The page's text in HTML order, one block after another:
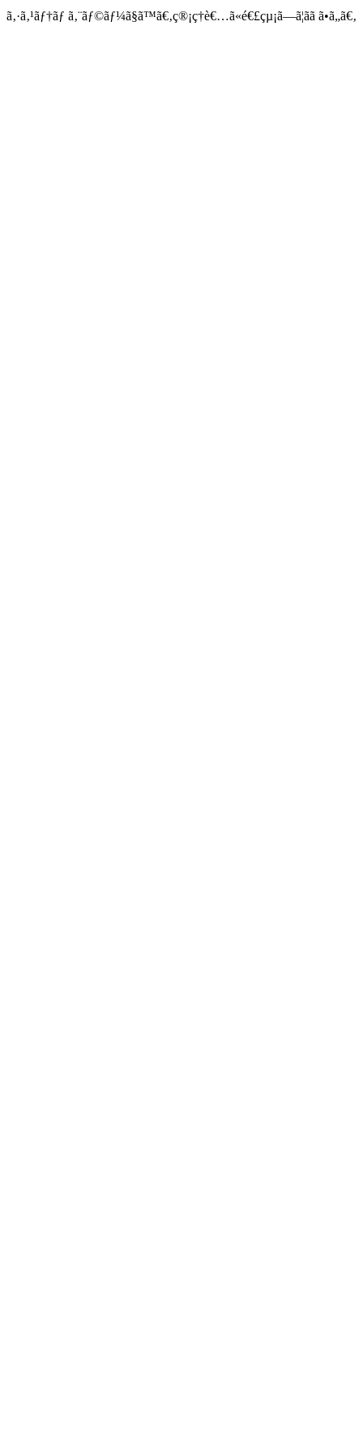
ã‚·ã‚¹ãƒ†ãƒ ã‚¨ãƒ©ãƒ¼ã§ã™ã€‚ç®¡ç†è€…ã«é€£çµ¡ã—ã¦ãã ã•ã„ã€‚